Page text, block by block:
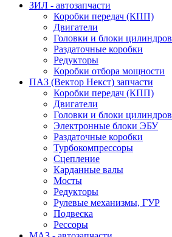
ЗИЛ - автозапчасти
Коробки передач (КПП)
Двигатели
Головки и блоки цилиндров
Раздаточные коробки
Редукторы
Коробки отбора мощности
ПАЗ (Вектор Некст) запчасти
Коробки передач (КПП)
Двигатели
Головки и блоки цилиндров
Электронные блоки ЭБУ
Раздаточные коробки
Турбокомпрессоры
Сцепление
Карданные валы
Мосты
Редукторы
Рулевые механизмы, ГУР
Подвеска
Рессоры